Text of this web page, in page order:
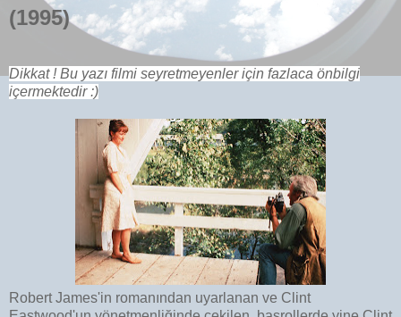
(1995)
Dikkat ! Bu yazı filmi seyretmeyenler için fazlaca önbilgi
içermektedir :)
Robert James'in romanından uyarlanan ve Clint